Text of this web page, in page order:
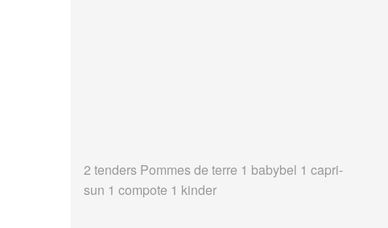
2 tenders Pommes de terre 1 babybel 1 capri-
sun 1 compote 1 kinder